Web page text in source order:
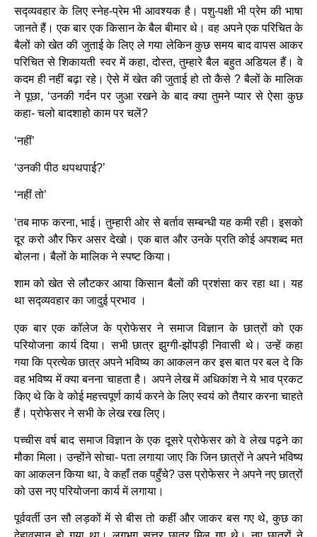
सद्व्यवहार के लिए स्नेह-प्रेम भी आवश्यक है। पशु-पक्षी भी प्रेम की भाषा
जानते हैं। एक बार एक किसान के बैल बीमार थे। वह अपने एक परिचित के
बैलों को खेत की जुताई के लिए ले गया लेकिन कुछ समय बाद वापस आकर
परिचित से शिकायती स्वर में कहा, दोस्त, तुम्हारे बैल बहुत अडियल हैं। वे
कदम ही नहीं बढ़ा रहे। ऐसे में खेत की जुताई हो तो कैसे ? बैलों के मालिक
ने पूछा, ‘उनकी गर्दन पर जुआ रखने के बाद क्या तुमने प्यार से ऐसा कुछ
कहा- चलो बादशाहो काम पर चलें?
‘नहीं’
‘उनकी पीठ थपथपाई?’
‘नहीं तो’
‘तब माफ करना, भाई। तुम्हारी ओर से बर्ताव सम्बन्धी यह कमी रही। इसको
दूर करो और फिर असर देखो। एक बात और उनके प्रति कोई अपशब्द मत
बोलना। बैलों के मालिक ने स्पष्ट किया।
शाम को खेत से लौटकर आया किसान बैलों की प्रशंसा कर रहा था। यह
था सद्व्यवहार का जादुई प्रभाव ।
एक बार एक कॉलेज के प्रोफेसर ने समाज विज्ञान के छात्रों को एक
परियोजना कार्य दिया। सभी छात्र झुग्गी-झोंपड़ी निवासी थे। उन्हें कहा
गया कि प्रत्येक छात्र अपने भविष्य का आकलन कर इस बात पर बल दे कि
वह भविष्य में क्या बनना चाहता है। अपने लेख में अधिकांश ने ये भाव प्रकट
किए थे कि वे कोई महत्त्वपूर्ण कार्य करने के लिए स्वयं को तैयार करना चाहते
हैं। प्रोफेसर ने सभी के लेख रख लिए।
पच्चीस वर्ष बाद समाज विज्ञान के एक दूसरे प्रोफेसर को वे लेख पढ़ने का
मौका मिला। उन्होंने सोचा- पता लगाया जाए कि जिन छात्रों ने अपने भविष्य
का आकलन किया था, वे कहाँ तक पहुँचे? उस प्रोफेसर ने अपने नए छात्रों
को उस नए परियोजना कार्य में लगाया।
पूर्ववर्ती उन सौ लड़कों में से बीस तो कहीं और जाकर बस गए थे, कुछ का